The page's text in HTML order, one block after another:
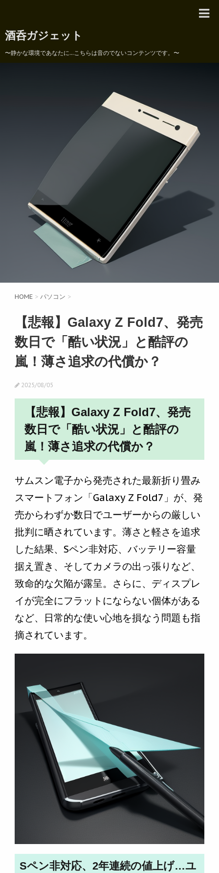
酒呑ガジェット
〜静かな環境であなたに...こちらは音のでないコンテンツです。〜
HOME > パソコン >
【悲報】Galaxy Z Fold7、発売
数日で「酷い状況」と酷評の
嵐！薄さ追求の代償か？
2025/08/05
【悲報】Galaxy Z Fold7、発売
数日で「酷い状況」と酷評の
嵐！薄さ追求の代償か？
サムスン電子から発売された最新折り畳み
スマートフォン「Galaxy Z Fold7」が、発
売からわずか数日でユーザーからの厳しい
批判に晒されています。薄さと軽さを追求
した結果、Sペン非対応、バッテリー容量
据え置き、そしてカメラの出っ張りなど、
致命的な欠陥が露呈。さらに、ディスプレ
イが完全にフラットにならない個体がある
など、日常的な使い心地を損なう問題も指
摘されています。
Sペン非対応、2年連続の値上げ…ユ